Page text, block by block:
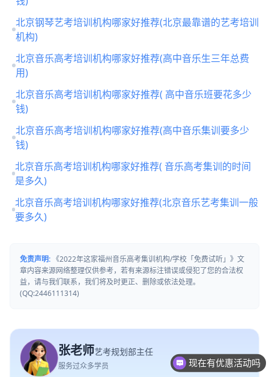
北京钢琴艺考培训机构哪家好推荐(北京最靠谱的艺考培训
机构)
北京音乐高考培训机构哪家好推荐(高中音乐生三年总费
用)
北京音乐高考培训机构哪家好推荐( 高中音乐班要花多少
钱)
北京音乐高考培训机构哪家好推荐(高中音乐集训要多少
钱)
北京音乐高考培训机构哪家好推荐( 音乐高考集训的时间
是多久)
北京音乐高考培训机构哪家好推荐(北京音乐艺考集训一般
要多久)
免责声明: 《2022年这家福州音乐高考集训机构/学校「免费试听」》文
章内容来源网络整理仅供参考，若有来源标注错误或侵犯了您的合法权
益，请与我们联系，我们将及时更正、删除或依法处理。
(QQ:2446111314)
张老师艺考规划部主任
服务过众多学员 现在有优惠活动吗